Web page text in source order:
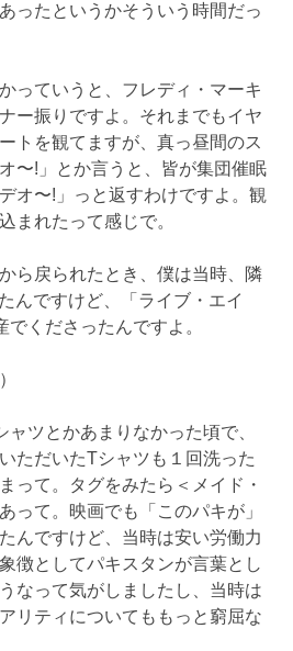
ったというかそういう時間だっ
っていうと、フレディ・マーキ
ー振りですよ。それまでもイヤ
トを観てますが、真っ昼間のス
〜!」とか言うと、皆が集団催眠
オ〜!」っと返すわけですよ。観
まれたって感じで。
ら戻られたとき、僕は当時、隣
んですけど、「ライブ・エイ
でくださったんですよ。
ャツとかあまりなかった頃で、
ただいたTシャツも１回洗った
って。タグをみたら＜メイド・
って。映画でも「このパキが」
んですけど、当時は安い労働力
徴としてパキスタンが言葉とし
なって気がしましたし、当時は
リティについてももっと窮屈な